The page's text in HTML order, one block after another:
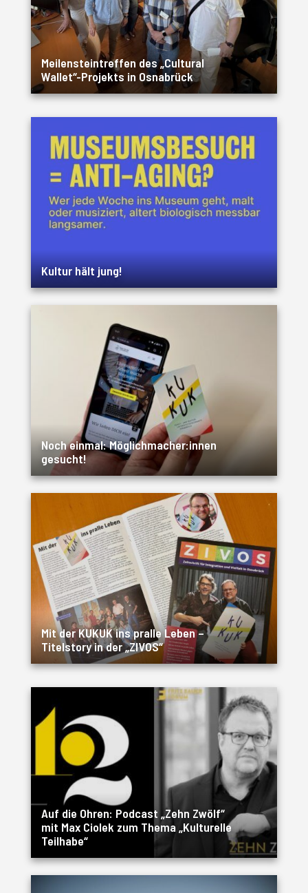
Meilensteintreffen des „Cultural
Wallet“-Projekts in Osnabrück
Kultur hält jung!
Noch einmal: Möglichmacher:innen
gesucht!
Mit der KUKUK ins pralle Leben –
Titelstory in der „ZIVOS“
Auf die Ohren: Podcast „Zehn Zwölf“
mit Max Ciolek zum Thema „Kulturelle
Teilhabe“